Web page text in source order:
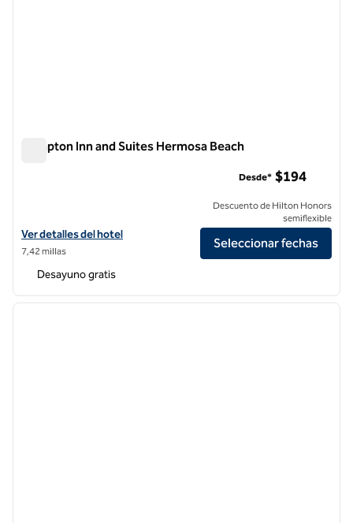
Hampton Inn and Suites Hermosa Beach
Ver detalles del hotel Hampton Inn and Suites Hermosa Beach
Ver detalles del hotel
7,42 millas
Desde* $194
Descuento de Hilton Honors
semiflexible
Seleccionar fechas
Desayuno gratis
1 de 12